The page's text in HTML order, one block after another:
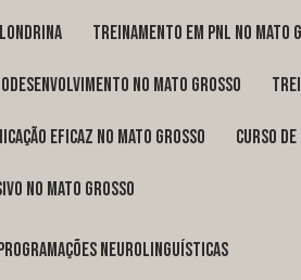
Londrina treinamento em pnl no Mato
no Mato Grosso
eficaz no Mato Grosso curso
no Mato Grosso
programações neurolinguísticas